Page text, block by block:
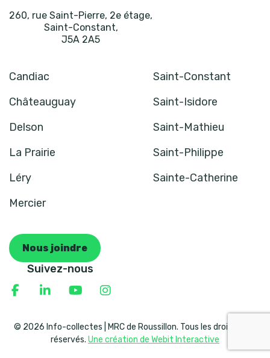
260, rue Saint-Pierre, 2e étage,
Saint-Constant,
J5A 2A5
Candiac
Saint-Constant
Châteauguay
Saint-Isidore
Delson
Saint-Mathieu
La Prairie
Saint-Philippe
Léry
Sainte-Catherine
Mercier
Nous joindre
Suivez-nous
© 2026 Info-collectes | MRC de Roussillon. Tous les droits sont
réservés. Une création de Webit Interactive